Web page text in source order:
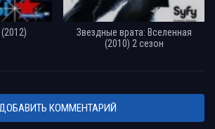
Звездные врата: Вселенная
(2010) 2 сезон
ДОБАВИТЬ КОММЕНТАРИЙ